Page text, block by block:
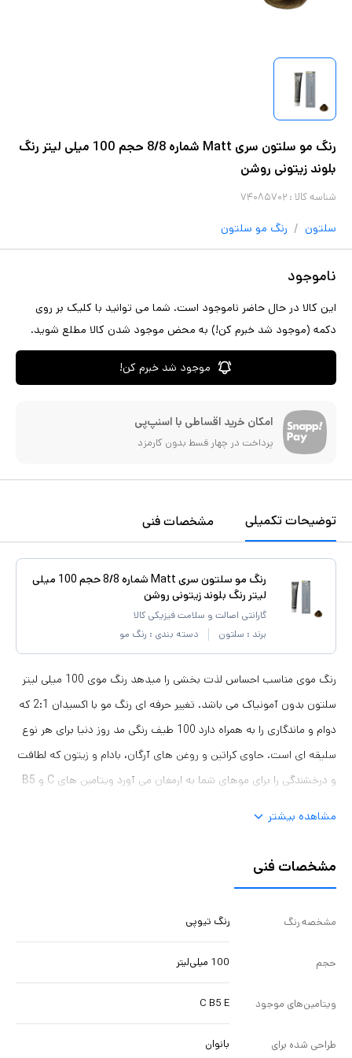
رنگ مو سلتون سری Matt شماره 8/8 حجم 100 میلی لیتر رنگ
بلوند زیتونی روشن
شناسه کالا : ۷۴۰۸۵۷۰۲
سلتون / رنگ مو سلتون
ناموجود
این کالا در حال حاضر ناموجود است. شما می توانید با کلیک بر روی
دکمه (موجود شد خبرم کن!) به محض موجود شدن کالا مطلع شوید.
موجود شد خبرم کن!
امکان خرید اقساطی با اسنپ‌پی
پرداخت در چهار قسط بدون کارمزد
توضیحات تکمیلی مشخصات فنی
رنگ مو سلتون سری Matt شماره 8/8 حجم 100 میلی
لیتر رنگ بلوند زیتونی روشن
گارانتی اصالت و سلامت فیزیکی کالا
برند : سلتون دسته بندی : رنگ مو
رنگ موی مناسب احساس لذت بخشی را میدهد رنگ موی 100 میلی لیتر
سلتون بدون آمونیاک می باشد. تغییر حرفه ای رنگ مو با اکسیدان 2:1 که
دوام و ماندگاری را به همراه دارد 100 طیف رنگی مد روز دنیا برای هر نوع
سلیقه ای است. حاوی کراتین و روغن های آرگان، بادام و زیتون که لطافت
و درخشندگی را برای موهای شما به ارمغان می آورد ویتامین های C و B5
مشاهده بیشتر
مشخصات فنی
مشخصه رنگ رنگ تیوپی
حجم 100 میلی‌لیتر
ویتامین‌های موجود C B5 E
طراحی شده برای بانوان